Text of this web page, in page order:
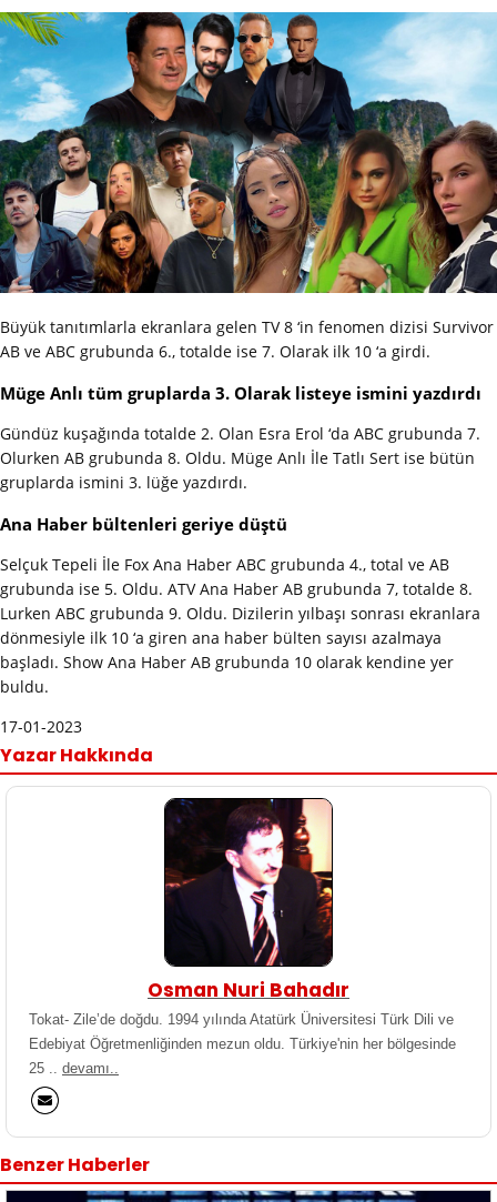
Büyük tanıtımlarla ekranlara gelen TV 8 ‘in fenomen dizisi Survivor
AB ve ABC grubunda 6., totalde ise 7. Olarak ilk 10 ‘a girdi.
Müge Anlı tüm gruplarda 3. Olarak listeye ismini yazdırdı
Gündüz kuşağında totalde 2. Olan Esra Erol ‘da ABC grubunda 7.
Olurken AB grubunda 8. Oldu. Müge Anlı İle Tatlı Sert ise bütün
gruplarda ismini 3. lüğe yazdırdı.
Ana Haber bültenleri geriye düştü
Selçuk Tepeli İle Fox Ana Haber ABC grubunda 4., total ve AB
grubunda ise 5. Oldu. ATV Ana Haber AB grubunda 7, totalde 8.
Lurken ABC grubunda 9. Oldu. Dizilerin yılbaşı sonrası ekranlara
dönmesiyle ilk 10 ‘a giren ana haber bülten sayısı azalmaya
başladı. Show Ana Haber AB grubunda 10 olarak kendine yer
buldu.
17-01-2023
Yazar Hakkında
Osman Nuri Bahadır
Tokat- Zile’de doğdu. 1994 yılında Atatürk Üniversitesi Türk Dili ve
Edebiyat Öğretmenliğinden mezun oldu. Türkiye'nin her bölgesinde
25 .. devamı..
Benzer Haberler